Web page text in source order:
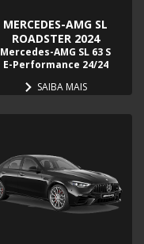
MERCEDES-AMG SL
ROADSTER 2024
Mercedes-AMG SL 63 S
E-Performance 24/24
SAIBA MAIS